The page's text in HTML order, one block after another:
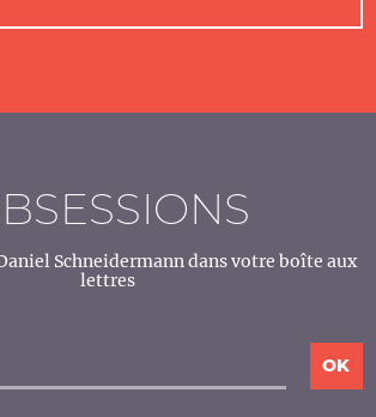
Schneidermann dans votre boîte aux
lettres